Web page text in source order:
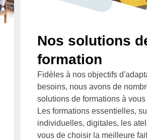
Nos solutions
formation
Fidèles à nos objectifs
besoins, nous avons de
solutions de formations à vous
Les formations essentielles,
individuelles, digitales, les
vous de choisir la meilleure